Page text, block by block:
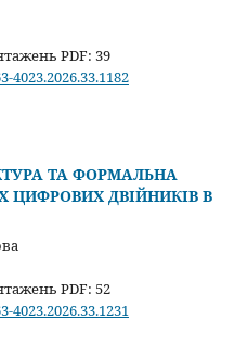
PDF: 39
4023.2026.33.1182
ТА ФОРМАЛЬНА
ЦИФРОВИХ ДВІЙНИКІВ В
PDF: 52